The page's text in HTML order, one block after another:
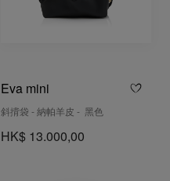
Eva mini
斜揹袋 - 納帕羊皮 - 黑色
HK$ 13.000,00